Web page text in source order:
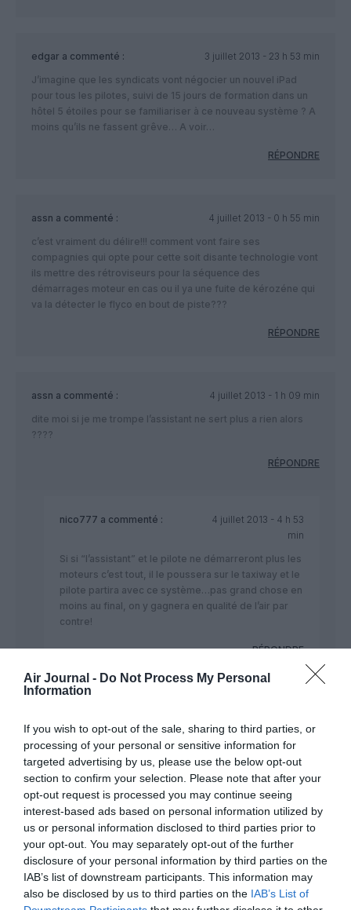
Air Journal - Do Not Process My Personal
Information
If you wish to opt-out of the sale, sharing to third parties, or
processing of your personal or sensitive information for
targeted advertising by us, please use the below opt-out
section to confirm your selection. Please note that after your
opt-out request is processed you may continue seeing
interest-based ads based on personal information utilized by
us or personal information disclosed to third parties prior to
your opt-out. You may separately opt-out of the further
disclosure of your personal information by third parties on the
IAB’s list of downstream participants. This information may
also be disclosed by us to third parties on the IAB’s List of
edgar a commenté :
3 juillet 2013 - 23 h 53 min
J’imagine que les syndicats vont négocier un nouvel iPad
pour tous les pilotes, suivi de 15 jours de formation dans un
hôtel 5 étoiles pour se familiariser à ce nouveau système ? A
moins qu’ils ne fassent grêve… A voir…
RÉPONDRE
assn a commenté :
4 juillet 2013 - 0 h 55 min
c’est vraiment du délire!!! comment vont faire ses
compagnies qui opte pour cette soit disante technologie vont
ils mettre des rétroviseurs pour la séquence des
démarrages moteur en cas ou il ya une fuite de kérozéne qui
va la détecter le flyco en bout de piste???
RÉPONDRE
assn a commenté :
4 juillet 2013 - 1 h 09 min
dite moi si je me trompe l’assistant ne sert plus a rien alors
????
RÉPONDRE
nico777 a commenté :
4 juillet 2013 - 4 h 53
min
Si si “l’assistant” et le pilote ne démarreront plus les
moteurs c’est tout, il le poussera sur le taxiway et le
pilote partira avec ce système…pas grand chose en
moins au final, on y gagnera en qualité de l’air par
contre!
RÉPONDRE
Triple avorton, vas jouer à mu-muse avec
ton père fredmorel
RÉPONDRE
HAWK18a commenté :
4 juillet 2013 - 6 h 18 min
Et on nous ressert encore ces histoires de biocarburant qui